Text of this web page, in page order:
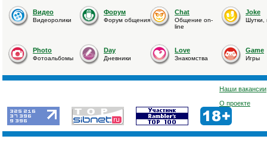
Видео
Видеоролики
Форум
Форум общения
Chat
Общение on-
line
Joke
Шутки,
Photo
Фотоальбомы
Day
Дневники
Love
Знакомства
Game
Игры
Наши вакансии
О проекте